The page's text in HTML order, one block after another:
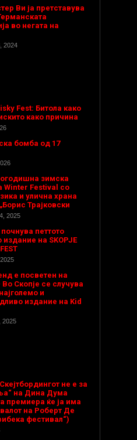
Ви ја претставува
во негата на
2024
Fest: Битола како
како причина
бомба од 17
зимска
Winter Festival со
и улична храна
Трајковски
2025
петтото
издание на SKOPJE
е посветен на
Скопје се случува
и
издание на Kid
2025
не е за
на Дина Дума
премиера ќе ја има
на Роберт Де
фестивал“)